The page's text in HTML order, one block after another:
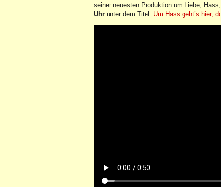
seiner neuesten Produktion um Liebe,
Uhr unter dem Titel „Um Hass geht’s hier,